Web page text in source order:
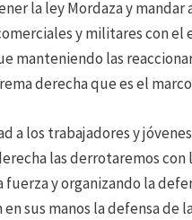
la ley Mordaza y
y militares con
manteniendo las
derecha que es el
a los trabajadores y
las derrotaremos
y organizando la
sus manos la defensa